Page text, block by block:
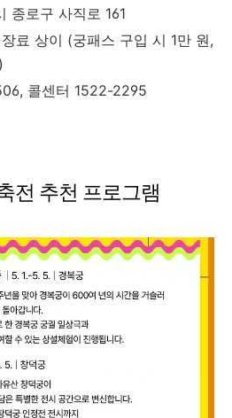
종로구 사직로 161
료 상이 (궁패스 구입 시 1만 원,
콜센터 1522-2295
전 추천 프로그램